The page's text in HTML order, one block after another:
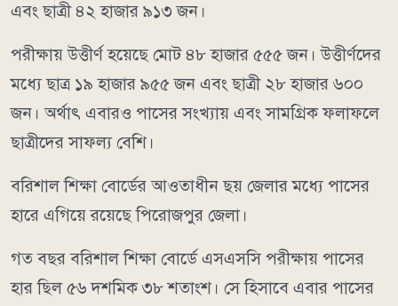
এবং ছাত্রী ৪২ হাজার ৯১৩ জন।
পরীক্ষায় উত্তীর্ণ হয়েছে মোট ৪৮ হাজার ৫৫৫ জন। উত্তীর্ণদের
মধ্যে ছাত্র ১৯ হাজার ৯৫৫ জন এবং ছাত্রী ২৮ হাজার ৬০০
জন। অর্থাৎ এবারও পাসের সংখ্যায় এবং সামগ্রিক ফলাফলে
ছাত্রীদের সাফল্য বেশি।
বরিশাল শিক্ষা বোর্ডের আওতাধীন ছয় জেলার মধ্যে পাসের
হারে এগিয়ে রয়েছে পিরোজপুর জেলা।
গত বছর বরিশাল শিক্ষা বোর্ডে এসএসসি পরীক্ষায় পাসের
হার ছিল ৫৬ দশমিক ৩৮ শতাংশ। সে হিসাবে এবার পাসের